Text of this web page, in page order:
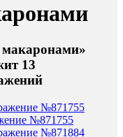
макаронами»
13
№871755